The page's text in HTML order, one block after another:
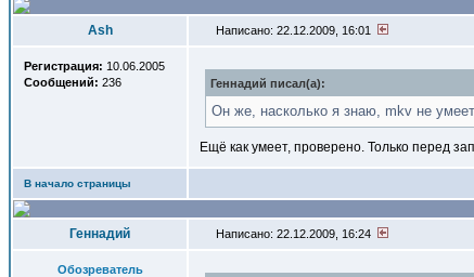
Ash Написано: 22.12.2009, 16:01
Регистрация: 10.06.2005
Сообщений: 236 Геннадий писал(a):
Он же, насколько я знаю, mkv не
Ещё как умеет, проверено. Только перед
В начало страницы
Геннадий Написано: 22.12.2009, 16:24
Обозреватель